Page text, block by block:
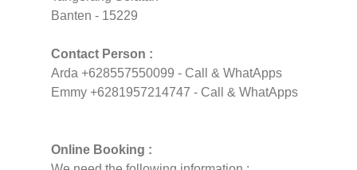
Banten - 15229
Contact Person :
Arda +628557550099 - Call & WhatApps
Emmy +6281957214747 - Call & WhatApps
Online Booking :